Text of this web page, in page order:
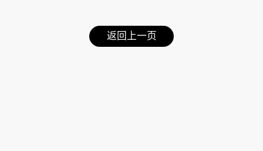
返回上一页